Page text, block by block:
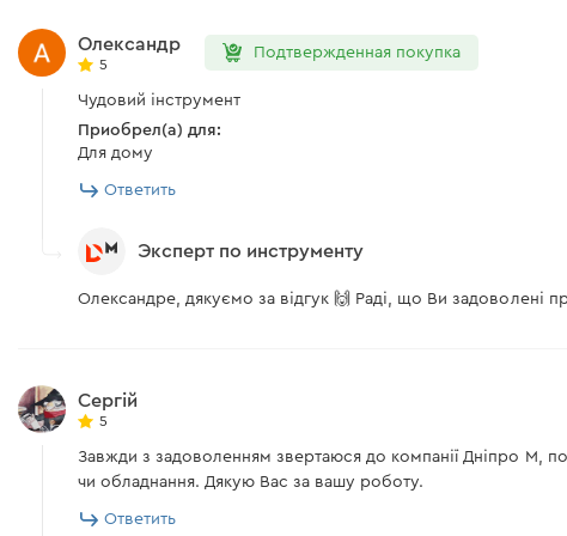
Олександр
5
Подтвержденная покупка
Чудовий інструмент
Приобрел(а) для:
Для дому
Ответить
Эксперт по инструменту
Олександре, дякуємо за відгук 🙌 Раді, що Ви задоволені
Сергій
5
Завжди з задоволенням звертаюся до компанії Дніпро М,
чи обладнання. Дякую Вас за вашу роботу.
Ответить